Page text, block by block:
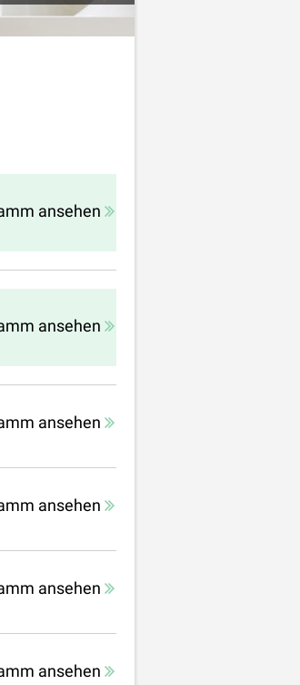
ansehen
ansehen
ansehen
ansehen
ansehen
ansehen